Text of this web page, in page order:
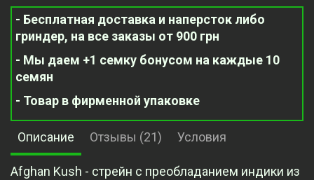
- Бесплатная доставка и наперсток либо
гриндер, на все заказы от 900 грн
- Мы даем +1 семку бонусом на каждые 10
семян
- Товар в фирменной упаковке
Описание Отзывы (21) Условия
Afghan Kush - стрейн с преобладанием индики из